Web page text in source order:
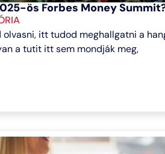
ös Forbes Money
olvasni, itt tudod meghallgatni a
a tutit itt sem mondják meg,